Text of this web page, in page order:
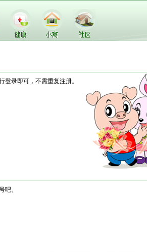
录即可，不需重复注册。
吧。